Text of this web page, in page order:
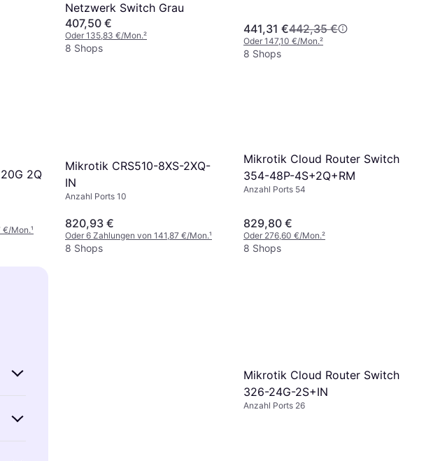
Netzwerk Switch Grau
407,50 €
Oder 135,83 €/Mon.²
8 Shops
441,31 €442,35 €
Oder 147,10 €/Mon.²
8 Shops
2Q
€/Mon.¹
Mikrotik CRS510-8XS-2XQ-
IN
Anzahl Ports 10
820,93 €
Oder 6 Zahlungen von 141,87 €/Mon.¹
8 Shops
Mikrotik Cloud Router Switch
354-48P-4S+2Q+RM
Anzahl Ports 54
829,80 €
Oder 276,60 €/Mon.²
8 Shops
Mikrotik Cloud Router Switch
326-24G-2S+IN
Anzahl Ports 26